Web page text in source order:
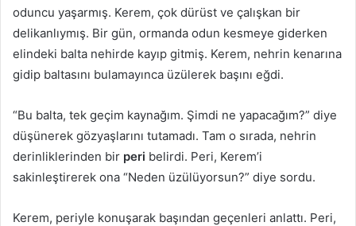
oduncu yaşarmış. Kerem, çok dürüst ve çalışkan bir
delikanlıymış. Bir gün, ormanda odun kesmeye giderken
elindeki balta nehirde kayıp gitmiş. Kerem, nehrin kenarına
gidip baltasını bulamayınca üzülerek başını eğdi.
“Bu balta, tek geçim kaynağım. Şimdi ne yapacağım?” diye
düşünerek gözyaşlarını tutamadı. Tam o sırada, nehrin
derinliklerinden bir peri belirdi. Peri, Kerem’i
sakinleştirerek ona “Neden üzülüyorsun?” diye sordu.
Kerem, periyle konuşarak başından geçenleri anlattı. Peri,